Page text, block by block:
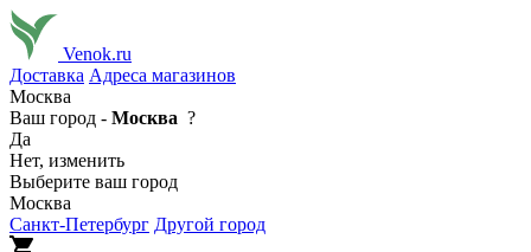
Venok.ru
Доставка Адреса магазинов
Москва
Ваш город - Москва ?
Да
Нет, изменить
Выберите ваш город
Москва
Санкт-Петербург Другой город